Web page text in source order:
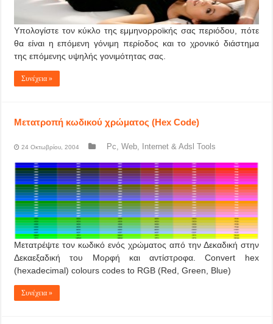
Υπολογίστε τον κύκλο της εμμηνορροϊκής σας περιόδου, πότε
θα είναι η επόμενη γόνιμη περίοδος και το χρονικό διάστημα
της επόμενης υψηλής γονιμότητας σας.
Συνέχεια »
Mετατροπή κωδικού χρώματος (Hex Code)
24 Οκτωβρίου, 2004 Pc, Web, Internet & Adsl Tools
Μετατρέψτε τον κωδικό ενός χρώματος από την Δεκαδική στην
Δεκαεξαδική του Μορφή και αντίστροφα. Convert hex
(hexadecimal) colours codes to RGB (Red, Green, Blue)
Συνέχεια »